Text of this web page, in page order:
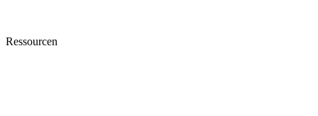
Ressourcen